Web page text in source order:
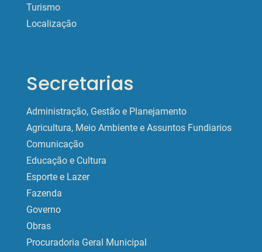
Turismo
Localização
Secretarias
Administração, Gestão e Planejamento
Agricultura, Meio Ambiente e Assuntos Fundiarios
Comunicação
Educação e Cultura
Esporte e Lazer
Fazenda
Governo
Obras
Procuradoria Geral Municipal